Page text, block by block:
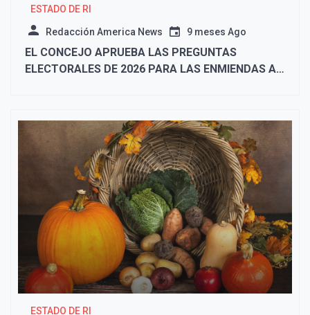
ESTADO DE RI
Redacción America News 9 meses Ago
EL CONCEJO APRUEBA LAS PREGUNTAS
ELECTORALES DE 2026 PARA LAS ENMIENDAS A
ESTADO DE RI